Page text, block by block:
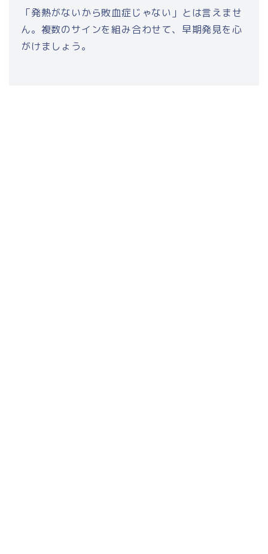
「発熱がないから敗血症じゃない」とは言えませ
ん。複数のサインを組み合わせて、早期発見を心
がけましょう。